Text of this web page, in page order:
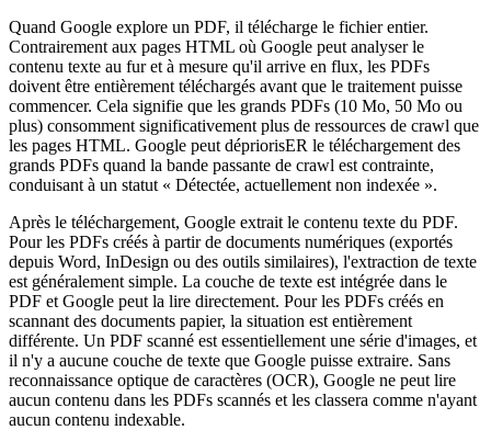
Quand Google explore un PDF, il télécharge le fichier entier.
Contrairement aux pages HTML où Google peut analyser le
contenu texte au fur et à mesure qu'il arrive en flux, les PDFs
doivent être entièrement téléchargés avant que le traitement puisse
commencer. Cela signifie que les grands PDFs (10 Mo, 50 Mo ou
plus) consomment significativement plus de ressources de crawl que
les pages HTML. Google peut dépriorisER le téléchargement des
grands PDFs quand la bande passante de crawl est contrainte,
conduisant à un statut « Détectée, actuellement non indexée ».
Après le téléchargement, Google extrait le contenu texte du PDF.
Pour les PDFs créés à partir de documents numériques (exportés
depuis Word, InDesign ou des outils similaires), l'extraction de texte
est généralement simple. La couche de texte est intégrée dans le
PDF et Google peut la lire directement. Pour les PDFs créés en
scannant des documents papier, la situation est entièrement
différente. Un PDF scanné est essentiellement une série d'images, et
il n'y a aucune couche de texte que Google puisse extraire. Sans
reconnaissance optique de caractères (OCR), Google ne peut lire
aucun contenu dans les PDFs scannés et les classera comme n'ayant
aucun contenu indexable.